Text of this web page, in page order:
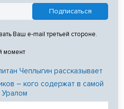
Ваш e-mail третьей стороне.
момент
Чеплыгин рассказывает
– кого содержат в самой
Уралом